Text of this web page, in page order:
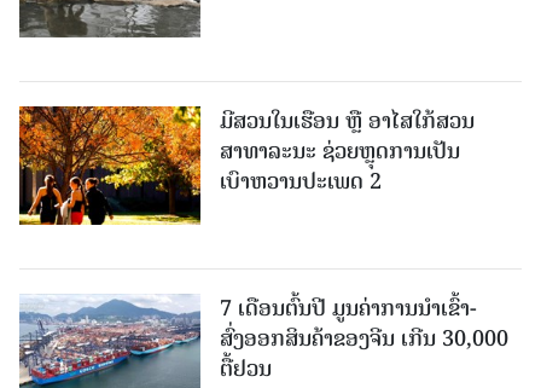
ມີສວນໃນເຮືອນ ຫຼື ອາໄສໃກ້ສວນ
ສາທາລະນະ ຊ່ວຍຫຼຸດການເປັນ
ເບົາຫວານປະເພດ 2
7 ເດືອນຕົ້ນປີ ມູນຄ່າການນຳເຂົ້າ-
ສົ່ງອອກສິນຄ້າຂອງຈີນ ເກີນ 30,000
ຕື້ຢວນ